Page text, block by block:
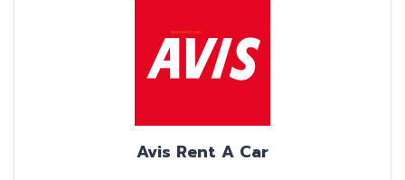
Avis Rent A Car